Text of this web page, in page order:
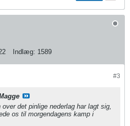
Indlæg: 1589
#3
det pinlige nederlag har lagt sig,
os til morgendagens kamp i